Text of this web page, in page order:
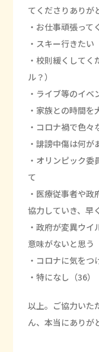
てくださりありが
・お仕事頑張って
・スキー行きたい
・校則緩くして
ル？）
・ライブ等のイ
・家族との時間を
・コロナ禍で色
・誹謗中傷は何が
・オリンピック
て
・医療従事者や
協力していき、早
・政府が変異ウイ
意味がないと思う
・コロナに気をつ
・特になし（36）
以上。ご協力いた
ん、本当にありが